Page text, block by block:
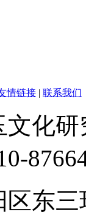
情链接 | 联系我们
化
东